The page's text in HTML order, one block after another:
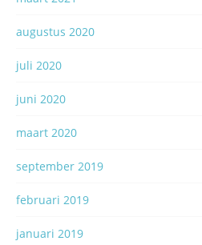
augustus 2020
juli 2020
juni 2020
maart 2020
september 2019
februari 2019
januari 2019